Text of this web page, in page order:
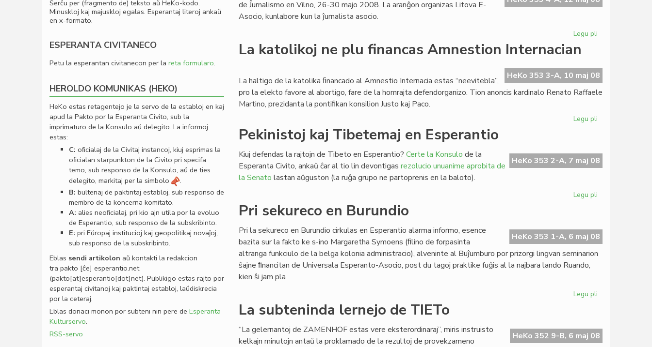
de Ĵurnalismo en Vilno, 26-30 majo 2008. La aranĝon organizas Litova E-
Asocio, kunlabore kun la ĵurnalista asocio.
Legu pli
en
Vilno
La katolikoj ne plu financas Amnestion Internacian
HeKo 353 3-A, 10 maj 08
La haltigo de la katolika ﬁnancado al Amnestio Internacia estas “neevitebla”,
pro la elekto favore al abortigo, fare de la homrajta defendorganizo. Tion anoncis kardinalo Renato Raffaele
Martino, prezidanta la pontiﬁkan konsilion Justo kaj Paco.
Legu pli
plu
financas
Pekinistoj kaj Tibetemaj en Esperantio
HeKo 353 2-A, 7 maj 08
Kiuj defendas la rajtojn de Tibeto en Esperantio? Certe la Konsulo de la
Esperanta Civito, ankaŭ ĉar al tio lin devontigas rezolucio unuanime aprobita de
la Senato lastan aŭguston (la ruĝa grupo ne partoprenis en la baloto).
Legu pli
en
Esperantio
Pri sekureco en Burundio
HeKo 353 1-A, 6 maj 08
Pri la sekureco en Burundio cirkulas en Esperantio alarma informo, esence
bazita sur la fakto ke s-ino Margaretha Symoens (ﬁlino de forpasinta
altranga funkciulo de la belga kolonia administracio), alveninte al Buĵumburo por prizorgi lingvan seminarion
ŝajne ﬁnancitan de Universala Esperanto-Asocio, post du tagoj praktike fuĝis al la najbara lando Ruando,
kien ŝi jam pla
Legu pli
Burundio
La subteninda lernejo de TIETo
HeKo 352 9-B, 6 maj 08
“La gelernantoj de ZAMENHOF estas vere eksterordinaraj”, miris instruisto
kelkajn minutojn antaŭ la proklamado de la rezultoj de provekzameno
Serĉu per (fragmento de) teksto aŭ HeKo-kodo.
Minuskloj kaj majuskloj egalas. Esperantaj literoj ankaŭ
en x-formato.
ESPERANTA CIVITANECO
Petu la esperantan civitanecon per la reta formularo.
HEROLDO KOMUNIKAS (HEKO)
HeKo estas retagentejo je la servo de la establoj en kaj
apud la Pakto por la Esperanta Civito, sub la
imprimaturo de la Konsulo aŭ delegito. La informoj
estas:
C: oﬁcialaj de la Civitaj instancoj, kiuj esprimas la
oﬁcialan starpunkton de la Civito pri specifa
temo, sub responso de la Konsulo, aŭ de ties
delegito, markitaj per la simbolo
.
B: bultenaj de paktintaj establoj, sub responso de
membro de la koncerna komitato.
A: alies neoﬁcialaj, pri kio ajn utila por la evoluo
de Esperantio, sub responso de la subskribinto.
E: pri Eŭropaj institucioj kaj geopolitikaj novaĵoj,
sub responso de la subskribinto.
Eblas sendi artikolon aŭ kontakti la redakcion
tra pakto [ĉe] esperantio.net
(pakto[at]esperantio[dot]net). Publikigo estas rajto por
esperantaj civitanoj kaj paktintaj establoj, laŭdiskrecia
por la ceteraj.
Eblas donaci monon por subteni nin pere de Esperanta
Kulturservo.
RSS-servo